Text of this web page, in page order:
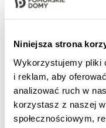
Niniejsza strona
Wykorzystujemy pliki
i reklam, aby
analizować ruch w
korzystasz z naszej
społecznościowym,